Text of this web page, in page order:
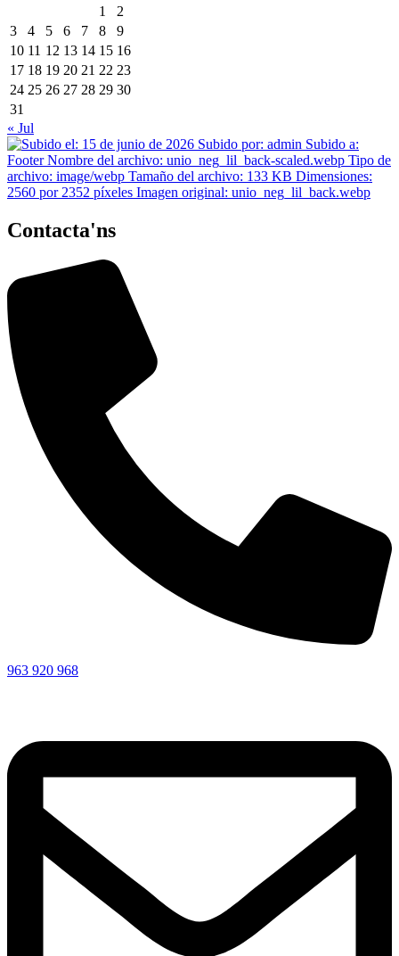
1
2
3
4 5 6 7 8
9
10 11 12 13 14 15 16
17 18 19 20 21 22 23
24 25 26 27 28 29 30
31
« Jul
Contacta'ns
963 920 968